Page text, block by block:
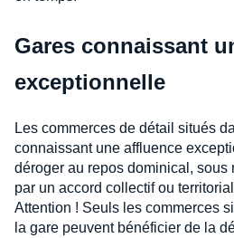
Gares connaissant
exceptionnelle
Les commerces de détail situés
connaissant une affluence
déroger au repos dominical, sous
par un accord collectif ou
Attention ! Seuls les commerces
la gare peuvent bénéficier de la